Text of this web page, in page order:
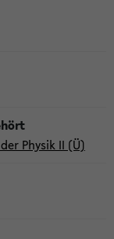
Physik II (Ü)